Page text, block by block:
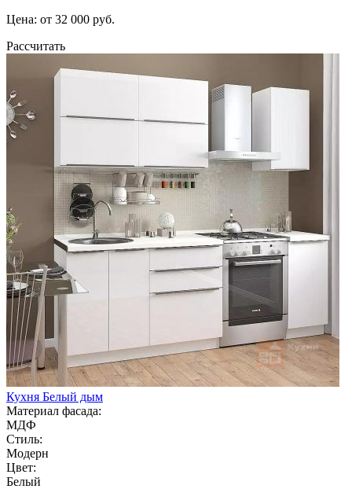
Цена: от 32 000 руб.
Рассчитать
Кухня Белый дым
Материал фасада:
МДФ
Стиль:
Модерн
Цвет:
Белый